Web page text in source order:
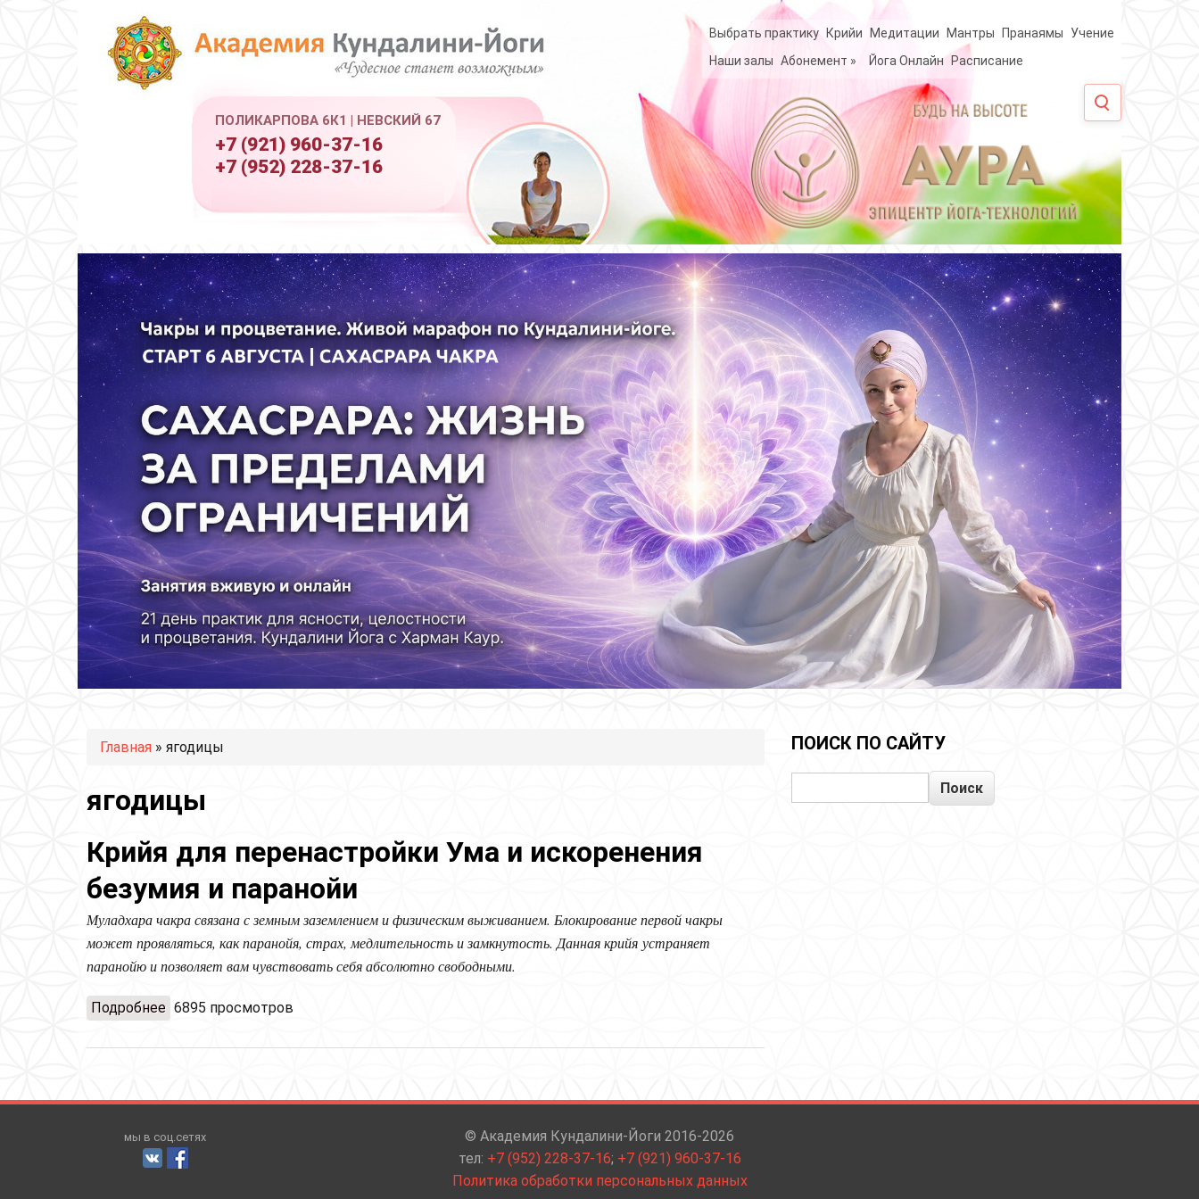
ПОЛИКАРПОВА 6К1 | НЕВСКИЙ 67
+7 (921) 960-37-16
+7 (952) 228-37-16
Выбрать практику Крийи Медитации Мантры Пранаямы
Учение
Наши залы Абонемент » Йога Онлайн Расписание
Вы здесь
Главная » ягодицы
ягодицы
Крийя для перенастройки Ума и искоренения
безумия и паранойи
Муладхара чакра связана с земным заземлением и физическим выживанием. Блокирование первой чакры
может проявляться, как паранойя, страх, медлительность и замкнутость. Данная крийя устраняет
паранойю и позволяет вам чувствовать себя абсолютно свободными.
Подробнее о Крийя для перенастройки Ума и искоренения безумия и паранойи
6895 просмотров
ПОИСК ПО САЙТУ
мы в соц.сетях
© Академия Кундалини-Йоги 2016-2026
тел: +7 (952) 228-37-16; +7 (921) 960-37-16
Политика обработки персональных данных